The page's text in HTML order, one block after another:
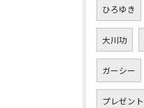
ひろゆき
大川功
ガーシー
プレゼント